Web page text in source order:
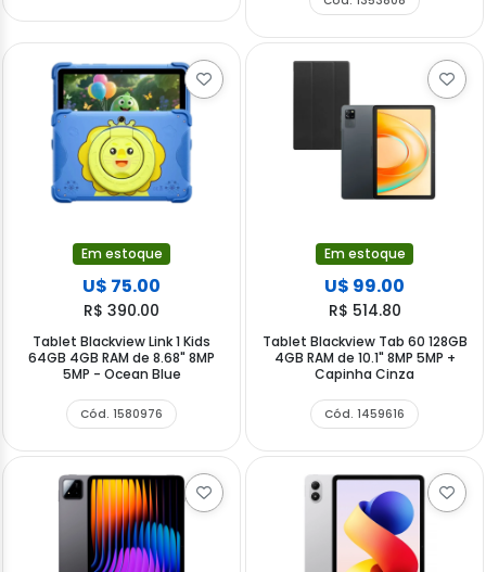
Em estoque
U$ 75.00
R$ 390.00
Tablet Blackview Link 1 Kids
64GB 4GB RAM de 8.68" 8MP
5MP - Ocean Blue
Cód. 1580976
Em estoque
U$ 99.00
R$ 514.80
Tablet Blackview Tab 60 128GB
4GB RAM de 10.1" 8MP 5MP +
Capinha Cinza
Cód. 1459616